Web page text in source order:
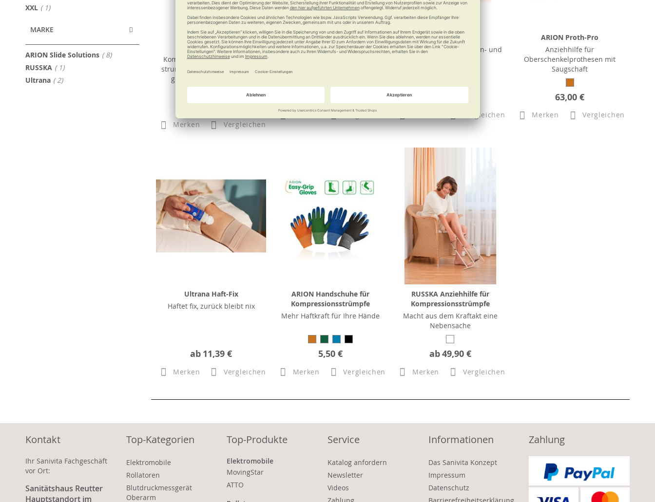
ARION Easy-Off
Ausziehhilfe für
Kompressionsstrümpfe und -
strumpfhosen mit offener und
geschlossener Fußspitze
52,50 €
Merken Vergleichen
Ultrana Bio Clear
Merken Vergleichen
ARION SlideX
Verlängerung für Arion An- und
Vergleichen
ARION Proth-Pro
Anziehhilfe für
Oberschenkelprothesen mit
Saugschaft
63,00 €
Merken Vergleichen
Ultrana Haft-Fix
Haftet fix, zurück bleibt nix
ab 11,39 €
Merken Vergleichen
ARION Handschuhe für
Kompressionsstrümpfe
Mehr Haftkraft für Ihre Hände
5,50 €
Merken Vergleichen
RUSSKA Anziehhilfe für
Kompressionsstrümpfe
Macht aus dem Kraftakt eine
Nebensache
ab49,90 €
Merken Vergleichen
XXL 1Artikel
MARKE
ARION Slide Solutions 8Artikel
RUSSKA 1Artikel
Ultrana 2Artikel
Kontakt
Ihr Sanivita Fachgeschäft
vor Ort:
Sanitätshaus Reutter
Hauptstandort im
Top-Kategorien
Elektromobile
Rollatoren
Blutdruckmessgerät
Oberarm
Top-Produkte
Elektromobile
MovingStar
ATTO
Service
Katalog anfordern
Newsletter
Videos
Informationen
Das Sanivita Konzept
Impressum
Datenschutz
Zahlung